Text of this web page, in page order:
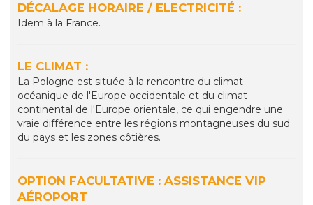
DÉCALAGE HORAIRE / ELECTRICITÉ :
Idem à la France.
LE CLIMAT :
La Pologne est située à la rencontre du climat
océanique de l'Europe occidentale et du climat
continental de l'Europe orientale, ce qui engendre une
vraie différence entre les régions montagneuses du sud
du pays et les zones côtières.
OPTION FACULTATIVE : ASSISTANCE VIP
AÉROPORT